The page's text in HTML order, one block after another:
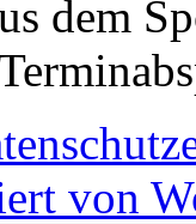
dem
von